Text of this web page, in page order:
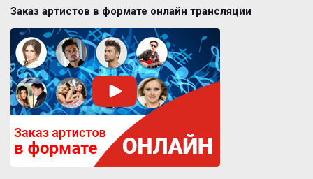
Заказ артистов в формате онлайн трансляции